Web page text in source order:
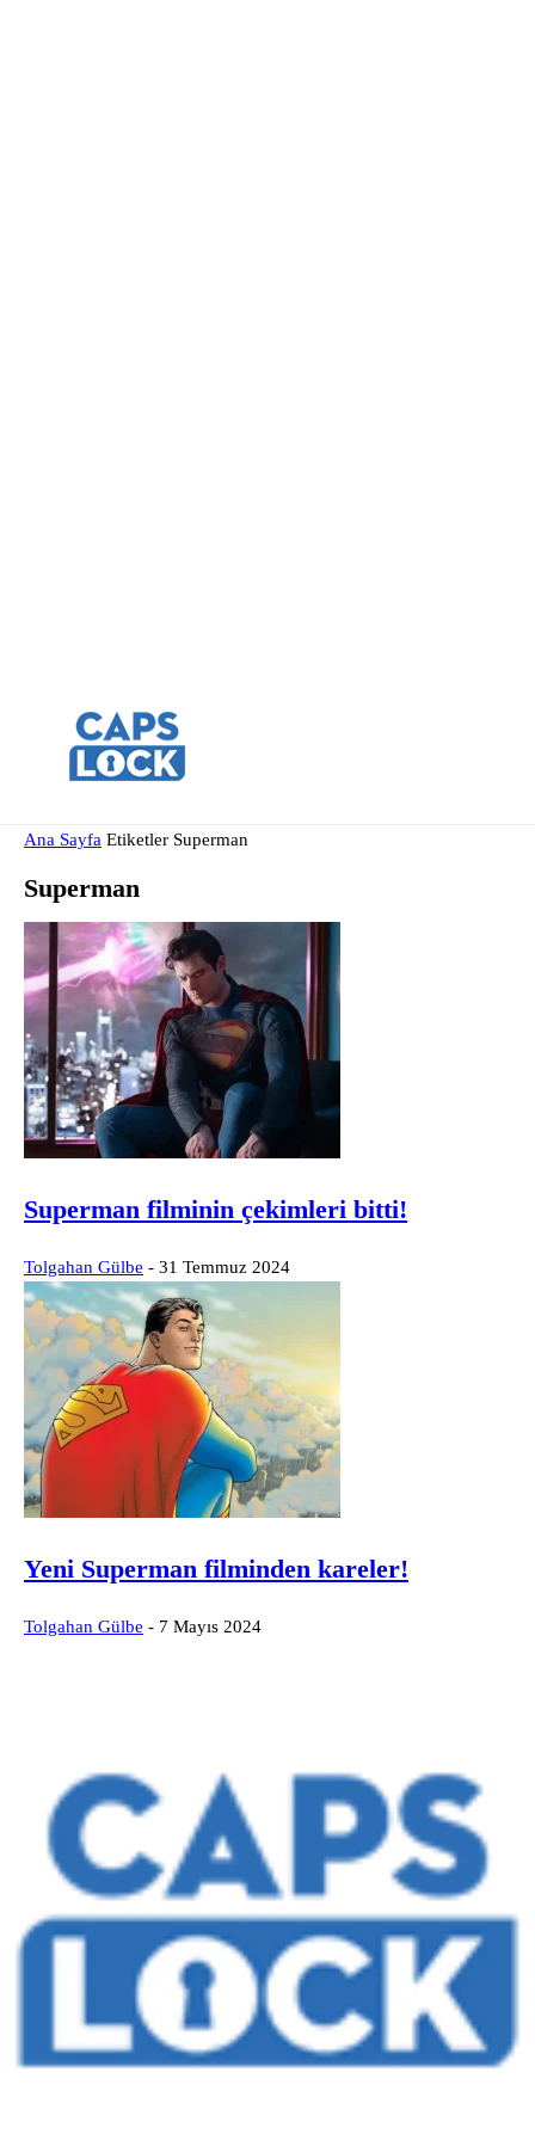
Ana Sayfa Etiketler Superman
Superman
Superman filminin çekimleri bitti!
Tolgahan Gülbe - 31 Temmuz 2024
Yeni Superman filminden kareler!
Tolgahan Gülbe - 7 Mayıs 2024